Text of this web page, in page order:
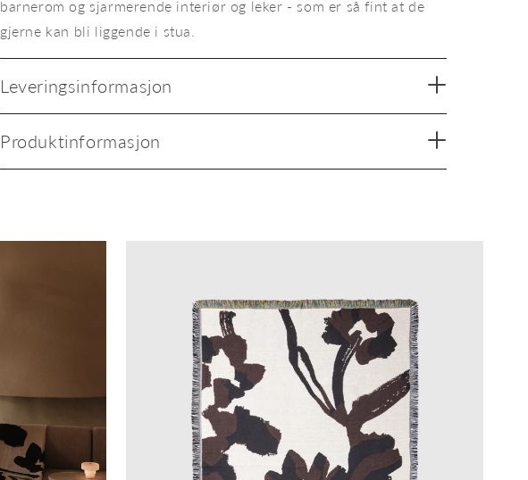
barnerom og sjarmerende interiør og leker - som er så fint at de
gjerne kan bli liggende i stua.
Leveringsinformasjon
Produktinformasjon